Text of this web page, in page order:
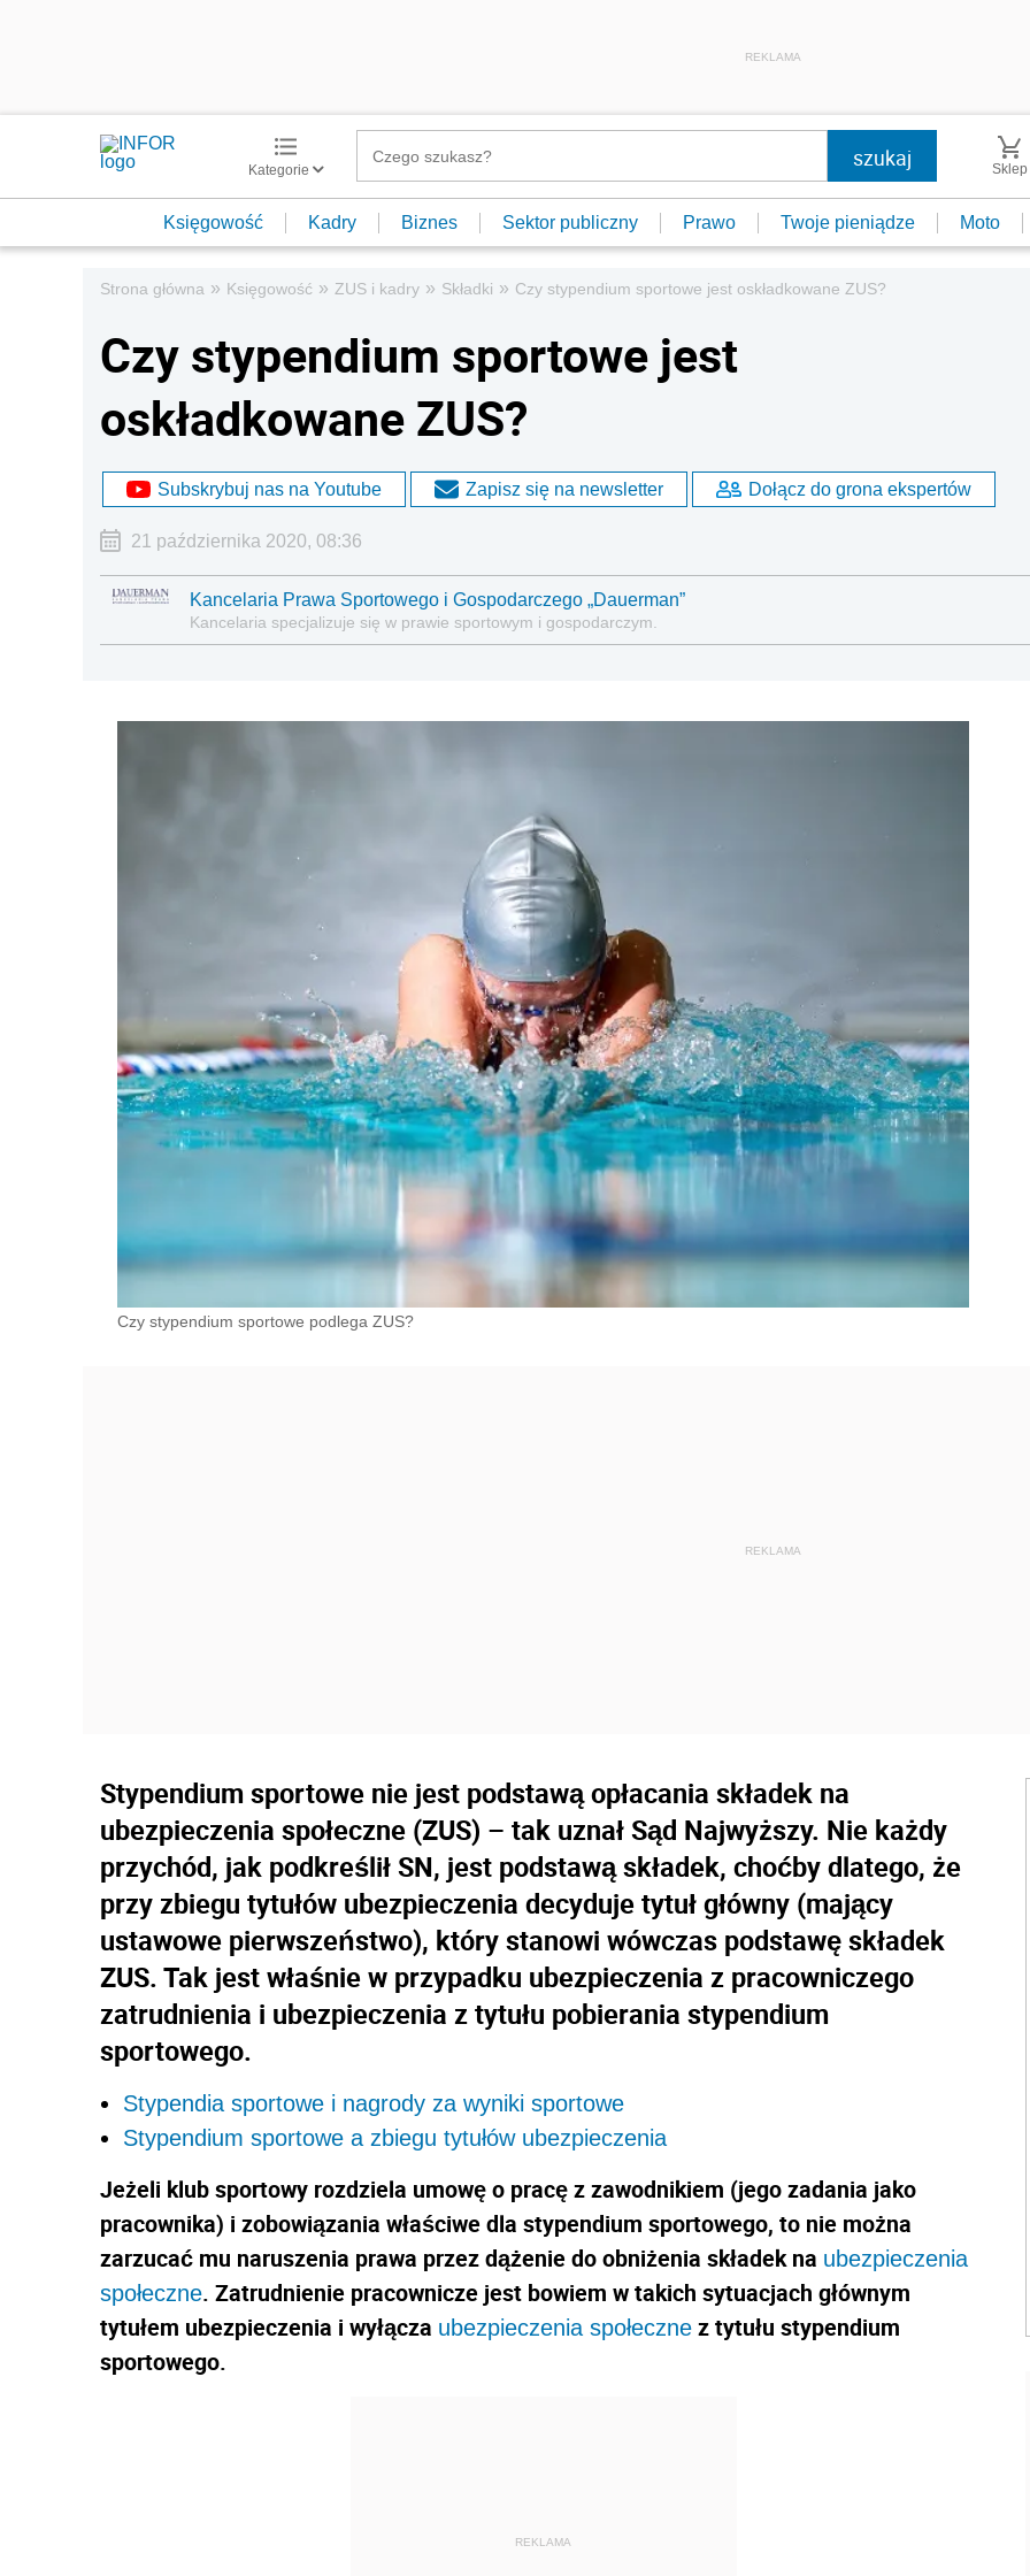
REKLAMA
Kategorie Sklep
Księgowość Kadry Biznes Sektor publiczny Prawo Twoje pieniądze Moto
Strona główna » Księgowość » ZUS i kadry » Składki » Czy stypendium sportowe jest oskładkowane ZUS?
Czy stypendium sportowe jest
oskładkowane ZUS?
Subskrybuj nas na Youtube Zapisz się na newsletter Dołącz do grona ekspertów
21 października 2020, 08:36
Kancelaria Prawa Sportowego i Gospodarczego „Dauerman”
Kancelaria specjalizuje się w prawie sportowym i gospodarczym.
Czy stypendium sportowe podlega ZUS?
Stypendium sportowe nie jest podstawą opłacania składek na
ubezpieczenia społeczne (ZUS) – tak uznał Sąd Najwyższy. Nie każdy
przychód, jak podkreślił SN, jest podstawą składek, choćby dlatego, że
przy zbiegu tytułów ubezpieczenia decyduje tytuł główny (mający
ustawowe pierwszeństwo), który stanowi wówczas podstawę składek
ZUS. Tak jest właśnie w przypadku ubezpieczenia z pracowniczego
zatrudnienia i ubezpieczenia z tytułu pobierania stypendium
sportowego.
Stypendia sportowe i nagrody za wyniki sportowe
Stypendium sportowe a zbiegu tytułów ubezpieczenia
Jeżeli klub sportowy rozdziela umowę o pracę z zawodnikiem (jego zadania jako
pracownika) i zobowiązania właściwe dla stypendium sportowego, to nie można
zarzucać mu naruszenia prawa przez dążenie do obniżenia składek na ubezpieczenia
społeczne. Zatrudnienie pracownicze jest bowiem w takich sytuacjach głównym
tytułem ubezpieczenia i wyłącza ubezpieczenia społeczne z tytułu stypendium
sportowego.
REKLAMA